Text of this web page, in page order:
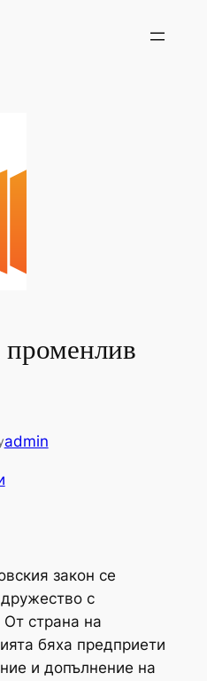
admin
закон се
с
страна на
бяха предприети
и допълнение на